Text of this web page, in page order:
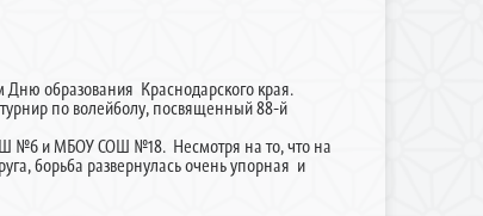
Дню образования Краснодарского края.
по волейболу, посвященный 88-й
№6 и МБОУ СОШ №18. Несмотря на то, что на
борьба развернулась очень упорная и